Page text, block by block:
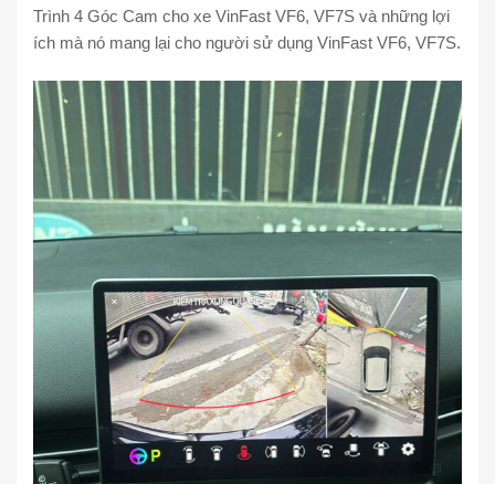
Trình 4 Góc Cam cho xe VinFast VF6, VF7S và những lợi
ích mà nó mang lại cho người sử dụng VinFast VF6, VF7S.